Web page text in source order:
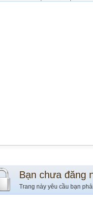
Bạn chưa đăng
Trang này yêu cầu bạn